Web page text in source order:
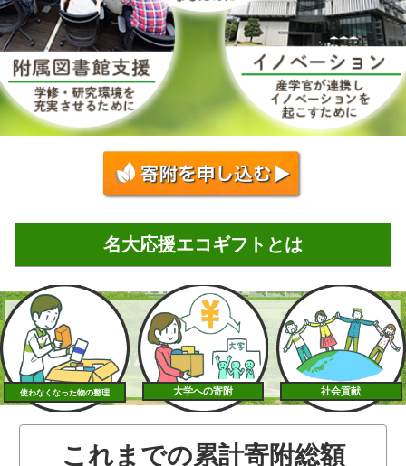
名大応援エコギフトとは
使わなくなった物の整理 大学への寄附 社会貢献
これまでの累計寄附総額